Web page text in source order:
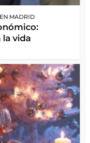
MADRID
la vida